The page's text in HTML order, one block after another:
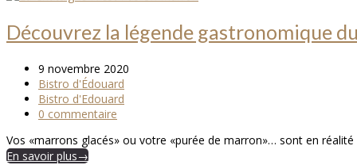
Découvrez la légende gastronomique
9 novembre 2020
Bistro d'Édouard
Bistro d'Edouard
0 commentaire
Vos «marrons glacés» ou votre «purée de marron»… sont en
En savoir plus→